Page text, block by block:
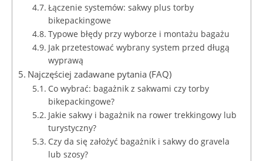
Łączenie systemów: sakwy plus torby
bikepackingowe
Typowe błędy przy wyborze i montażu bagażu
Jak przetestować wybrany system przed długą
wyprawą
Najczęściej zadawane pytania (FAQ)
Co wybrać: bagażnik z sakwami czy torby
bikepackingowe?
Jakie sakwy i bagażnik na rower trekkingowy lub
turystyczny?
Czy da się założyć bagażnik i sakwy do gravela
lub szosy?